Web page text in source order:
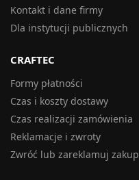
Kontakt i dane firmy
Dla instytucji publicznych
CRAFTEC
Formy płatności
Czas i koszty dostawy
Czas realizacji zamówienia
Reklamacje i zwroty
Zwróć lub zareklamuj zakup